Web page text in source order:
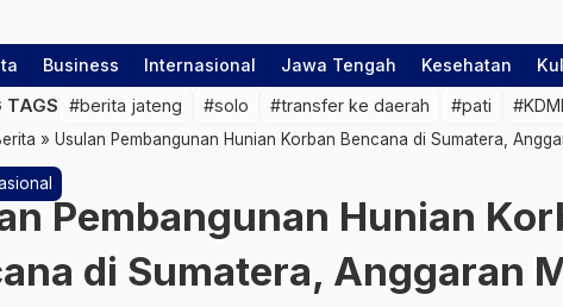
Business Internasional Jawa Tengah Kesehatan
TAGS #berita jateng #solo #transfer ke daerah #pati
» Usulan Pembangunan Hunian Korban Bencana di Sumatera,
Pembangunan Hunian
di Sumatera, Anggaran